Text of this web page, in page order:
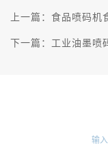
上一篇： 食品喷码机
下一篇： 工业油墨喷
输